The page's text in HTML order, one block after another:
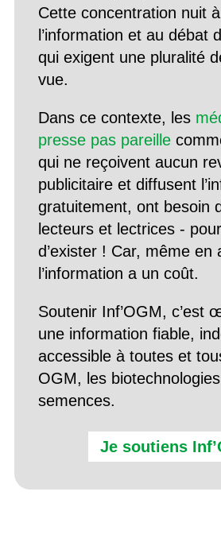
Cette concentration nuit
l’information et au débat
qui exigent une pluralité
vue.
Dans ce contexte, les
presse pas pareille
qui ne reçoivent aucun
publicitaire et diffusent
gratuitement, ont besoin
lecteurs et lectrices -
d’exister ! Car, même en
l’information a un coût.
Soutenir Inf’OGM, c’est
une information fiable,
accessible à toutes et
OGM, les
semences.
Je soutiens